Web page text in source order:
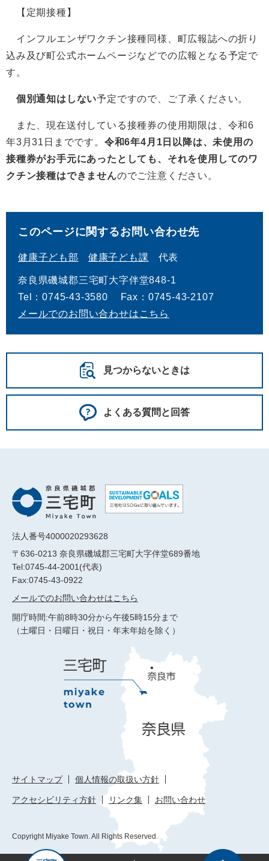
【定期接種】
インフルエンザワクチン接種同様、町広報誌への折り
込み及び町公式ホームページなどでの広報となる予定で
す。
個別通知はしない予定ですので、ご了承ください。
また、現在送付している接種券の使用期限は、令和6
年3月31日までです。 令和6年4月1日以降は、未使用の
接種券がお手元にあったとしても、それを使用してのワ
クチン接種はできませんのでご注意ください。
このページに関するお問い合わせ先
健康子ども部 健康子ども課 代表
奈良県磯城郡三宅町大字伴堂848-1
Tel：0745-43-3580
Fax：0745-43-2107
メールでのお問い合わせはこちら
見つからないときは
よくある質問と回答
法人番号4000020293628
〒636-0213 奈良県磯城郡三宅町大字伴堂689番地
Tel:0745-44-2001(代表)
Fax:0745-43-0922
メールでのお問い合わせはこちら
開庁時間:午前8時30分から午後5時15分まで
（土曜日・日曜日・祝日・年末年始を除く）
サイトマップ 個人情報の取扱い方針
アクセシビリティ方針 リンク集 お問い合わせ
Copyright Miyake Town. All Rights Reserved.